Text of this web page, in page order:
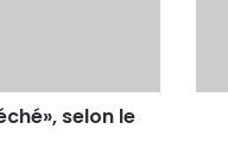
selon le